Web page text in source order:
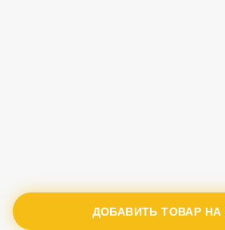
ДОБАВИТЬ ТОВАР НА